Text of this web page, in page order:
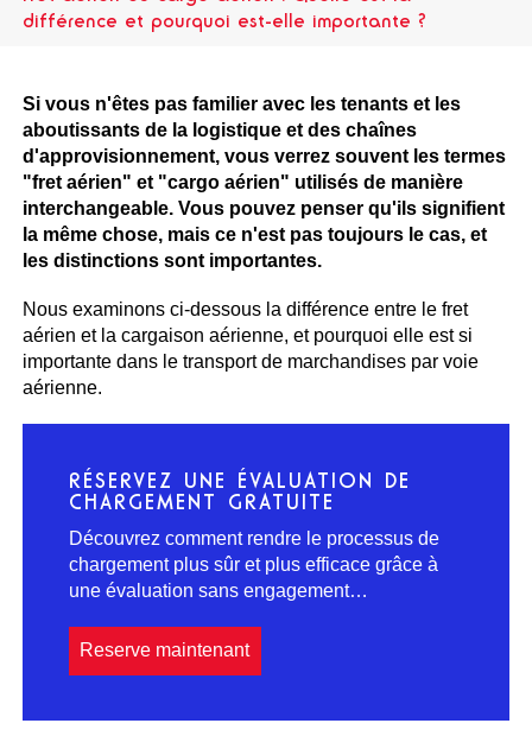
différence et pourquoi est-elle importante ?
Si vous n'êtes pas familier avec les tenants et les
aboutissants de la logistique et des chaînes
d'approvisionnement, vous verrez souvent les termes
"fret aérien" et "cargo aérien" utilisés de manière
interchangeable. Vous pouvez penser qu'ils signifient
la même chose, mais ce n'est pas toujours le cas, et
les distinctions sont importantes.
Nous examinons ci-dessous la différence entre le fret
aérien et la cargaison aérienne, et pourquoi elle est si
importante dans le transport de marchandises par voie
aérienne.
RÉSERVEZ UNE ÉVALUATION DE
CHARGEMENT GRATUITE
Découvrez comment rendre le processus de
chargement plus sûr et plus efficace grâce à
une évaluation sans engagement…
Reserve maintenant